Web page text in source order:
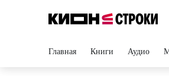
Главная Книги Аудио